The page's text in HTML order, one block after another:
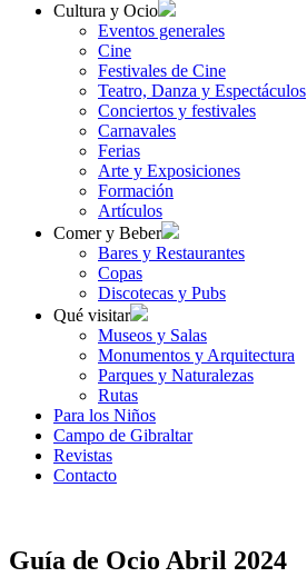
Cultura y Ocio
Eventos generales
Cine
Festivales de Cine
Teatro, Danza y Espectáculos
Conciertos y festivales
Carnavales
Ferias
Arte y Exposiciones
Formación
Artículos
Comer y Beber
Bares y Restaurantes
Copas
Discotecas y Pubs
Qué visitar
Museos y Salas
Monumentos y Arquitectura
Parques y Naturalezas
Rutas
Para los Niños
Campo de Gibraltar
Revistas
Contacto
Guía de Ocio Abril 2024